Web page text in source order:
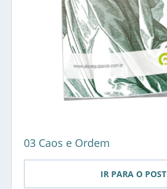
03 Caos e Ordem
IR PARA O POST